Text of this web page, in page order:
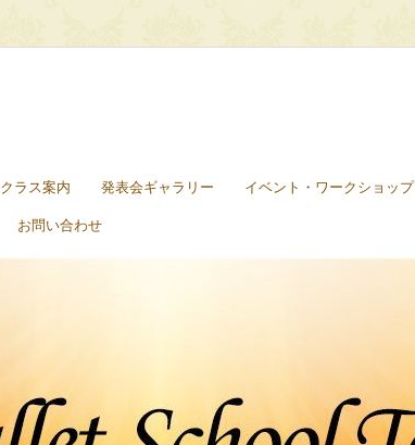
クラス案内 発表会ギャラリー イベント・ワークショップ
お問い合わせ